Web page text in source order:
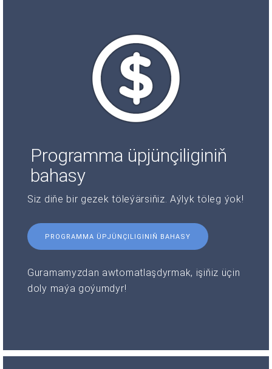
Programma üpjünçiliginiň
bahasy
Siz diňe bir gezek töleýärsiňiz. Aýlyk töleg ýok!
PROGRAMMA ÜPJÜNÇILIGINIŇ BAHASY
Guramamyzdan awtomatlaşdyrmak, işiňiz üçin
doly maýa goýumdyr!